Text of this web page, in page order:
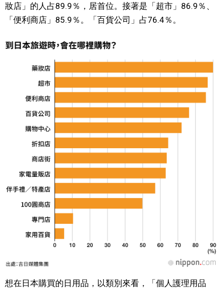
運動
娛樂
工作勞動
家庭
醫療健康
語言
妝店」的人占89.9％，居首位。接著是「超市」86.9％、
「便利商店」85.9％。「百貨公司」占76.4％。
想在日本購買的日用品，以類別來看，「個人護理用品